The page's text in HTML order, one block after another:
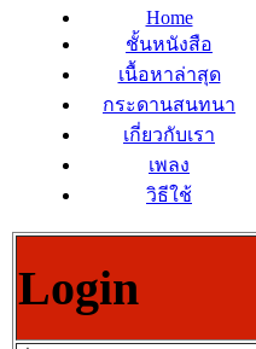
Home
ชั้นหนังสือ
เนื้อหาล่าสุด
กระดานสนทนา
เกี่ยวกับเรา
เพลง
วิธีใช้
Login